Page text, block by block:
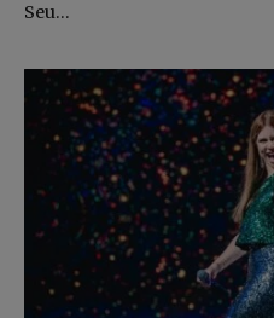
Seu…